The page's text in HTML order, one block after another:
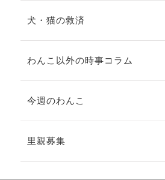
犬・猫の救済
わんこ以外の時事コラム
今週のわんこ
里親募集